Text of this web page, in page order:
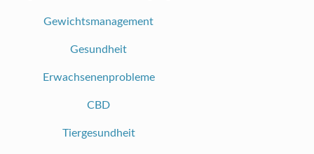
Gewichtsmanagement
Gesundheit
Erwachsenenprobleme
CBD
Tiergesundheit